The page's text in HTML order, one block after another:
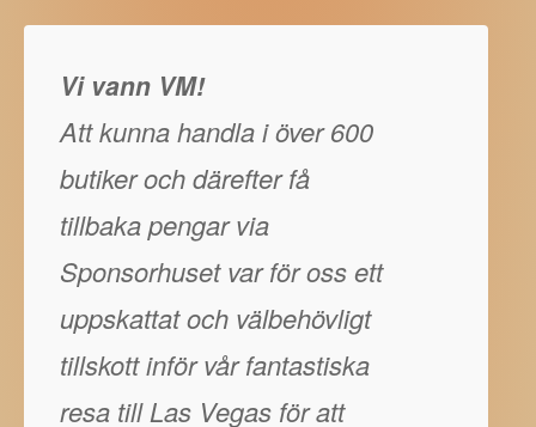
Vi vann VM!
Att kunna handla i över 600
butiker och därefter få
tillbaka pengar via
Sponsorhuset var för oss ett
uppskattat och välbehövligt
tillskott inför vår fantastiska
resa till Las Vegas för att